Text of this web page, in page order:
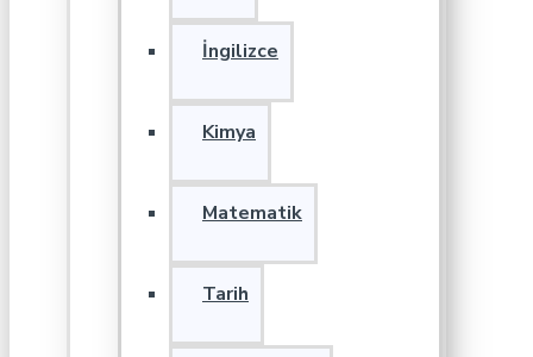
İngilizce
Kimya
Matematik
Tarih